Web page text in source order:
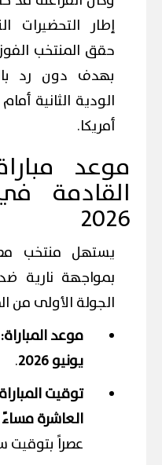
إطار التحضيرات
حقق المنتخب
بهدف دون رد
أمريكا.
موعد
القادمة
2026
يستهل منتخب
بمواجهة نارية
الجولة الأولى من
موعد المباراة:
يونيو 2026
.
توقيت
العاشرة
عصراً بتوقيت